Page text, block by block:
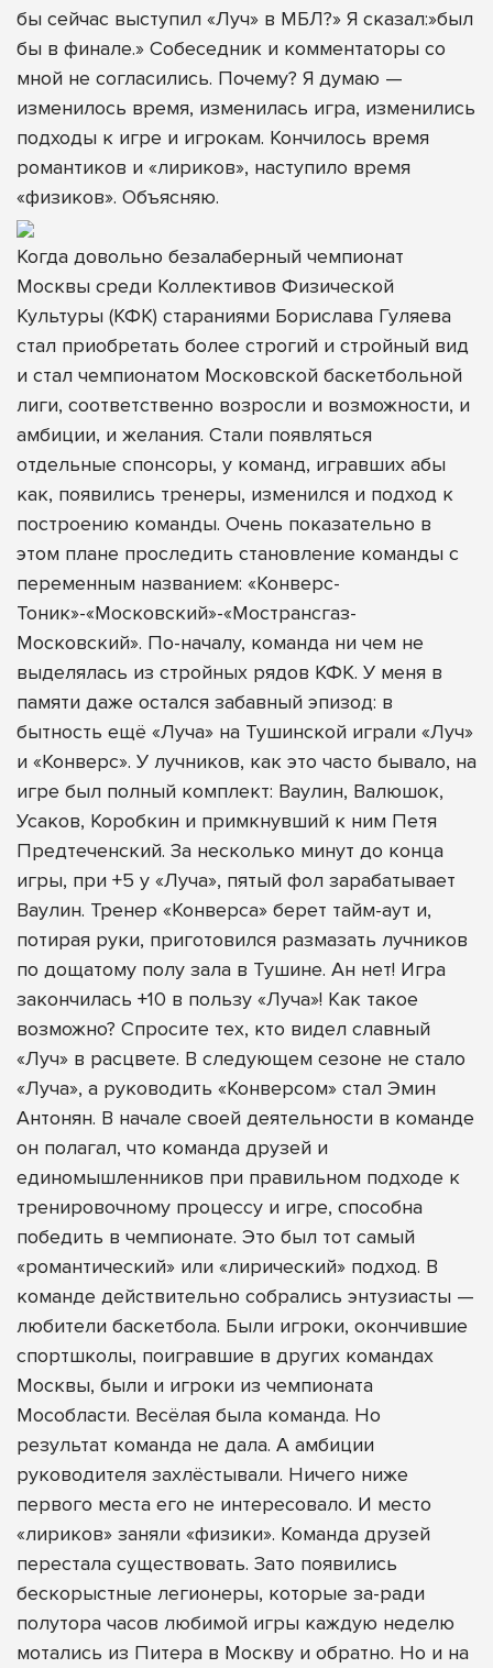
бы сейчас выступил «Луч» в МБЛ?» Я сказал:»был
бы в финале.» Собеседник и комментаторы со
мной не согласились. Почему? Я думаю —
изменилось время, изменилась игра, изменились
подходы к игре и игрокам. Кончилось время
романтиков и «лириков», наступило время
«физиков». Объясняю.
Когда довольно безалаберный чемпионат
Москвы среди Коллективов Физической
Культуры (КФК) стараниями Борислава Гуляева
стал приобретать более строгий и стройный вид
и стал чемпионатом Московской баскетбольной
лиги, соответственно возросли и возможности, и
амбиции, и желания. Стали появляться
отдельные спонсоры, у команд, игравших абы
как, появились тренеры, изменился и подход к
построению команды. Очень показательно в
этом плане проследить становление команды с
переменным названием: «Конверс-
Тоник»-«Московский»-«Мострансгаз-
Московский». По-началу, команда ни чем не
выделялась из стройных рядов КФК. У меня в
памяти даже остался забавный эпизод: в
бытность ещё «Луча» на Тушинской играли «Луч»
и «Конверс». У лучников, как это часто бывало, на
игре был полный комплект: Ваулин, Валюшок,
Усаков, Коробкин и примкнувший к ним Петя
Предтеченский. За несколько минут до конца
игры, при +5 у «Луча», пятый фол зарабатывает
Ваулин. Тренер «Конверса» берет тайм-аут и,
потирая руки, приготовился размазать лучников
по дощатому полу зала в Тушине. Ан нет! Игра
закончилась +10 в пользу «Луча»! Как такое
возможно? Спросите тех, кто видел славный
«Луч» в расцвете. В следующем сезоне не стало
«Луча», а руководить «Конверсом» стал Эмин
Антонян. В начале своей деятельности в команде
он полагал, что команда друзей и
единомышленников при правильном подходе к
тренировочному процессу и игре, способна
победить в чемпионате. Это был тот самый
«романтический» или «лирический» подход. В
команде действительно собрались энтузиасты —
любители баскетбола. Были игроки, окончившие
спортшколы, поигравшие в других командах
Москвы, были и игроки из чемпионата
Мособласти. Весёлая была команда. Но
результат команда не дала. А амбиции
руководителя захлёстывали. Ничего ниже
первого места его не интересовало. И место
«лириков» заняли «физики». Команда друзей
перестала существовать. Зато появились
бескорыстные легионеры, которые за-ради
полутора часов любимой игры каждую неделю
мотались из Питера в Москву и обратно. Но и на